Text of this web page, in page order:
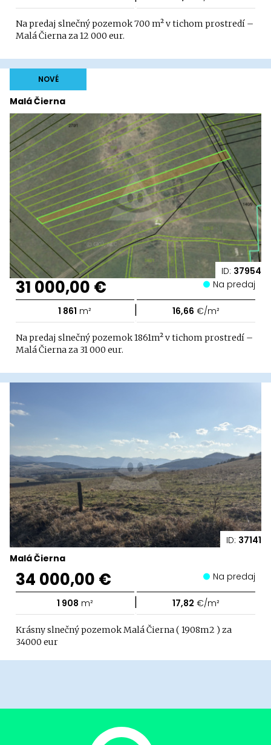
Na predaj slnečný pozemok 700 m² v tichom prostredí –
Malá Čierna za 12 000 eur.
ID: 37954
Malá Čierna
NOVÉ
31 000,00 € Na predaj
1 861 m² | 16,66 €/m²
Na predaj slnečný pozemok 1861m² v tichom prostredí –
Malá Čierna za 31 000 eur.
ID: 37141
Malá Čierna
34 000,00 € Na predaj
1 908 m² | 17,82 €/m²
Krásny slnečný pozemok Malá Čierna ( 1908m2 ) za
34000 eur